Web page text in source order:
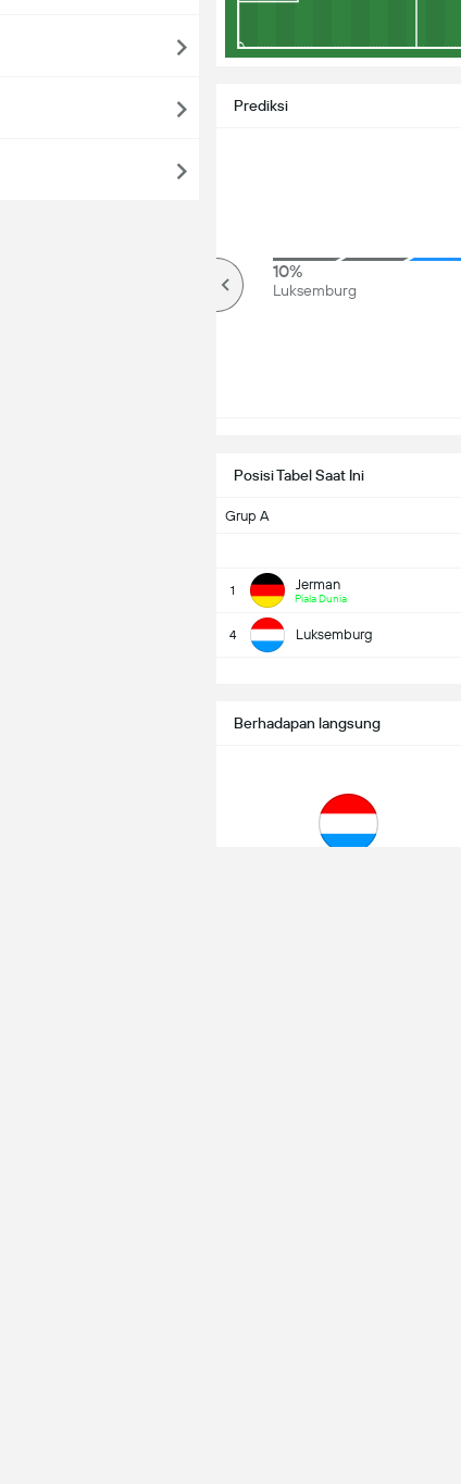
Posisi Tabel Saat Ini
Grup A
1 Jerman
Piala Dunia
4 Luksemburg
Prediksi
10%
Luksemburg
Berhadapan langsung